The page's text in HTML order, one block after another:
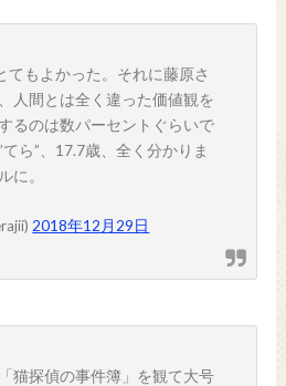
てもよかった。それに藤原さ
人間とは全く違った価値観を
るのは数パーセントぐらいで
ら”、17.7歳、全く分かりま
に。
2018年12月29日
猫探偵の事件簿」を観て大号